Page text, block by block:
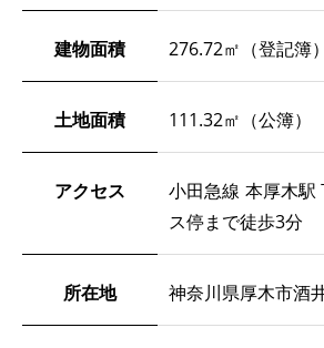
建物面積 276.72㎡（登記簿）
土地面積 111.32㎡（公簿）
アクセス
小田急線 本厚木駅
ス停まで徒歩3分
所在地 神奈川県厚木市酒